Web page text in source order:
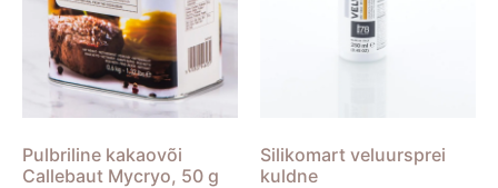
Pulbriline kakaovõi
Callebaut Mycryo, 50 g
Silikomart veluursprei
kuldne